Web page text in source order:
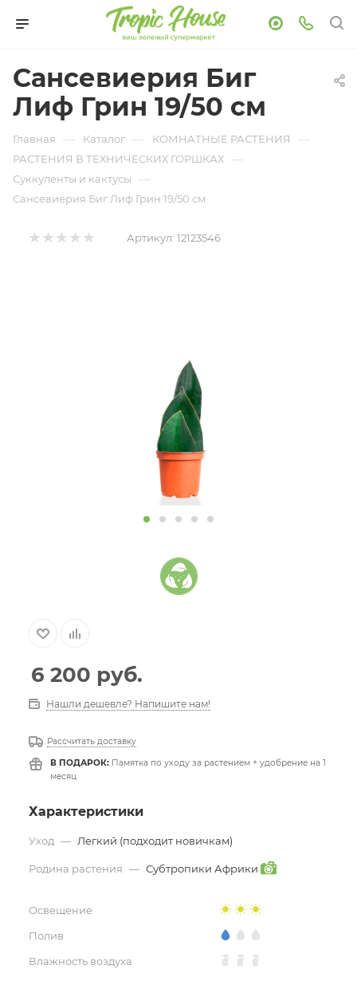
Сансевиерия Биг
Лиф Грин 19/50 см
Главная — Каталог — КОМНАТНЫЕ РАСТЕНИЯ —
РАСТЕНИЯ В ТЕХНИЧЕСКИХ ГОРШКАХ —
Суккуленты и кактусы —
Сансевиерия Биг Лиф Грин 19/50 см
Артикул: 12123546
6 200 руб.
Нашли дешевле? Напишите нам!
Рассчитать доставку
В ПОДАРОК: Памятка по уходу за растением + удобрение на 1
месяц
Характеристики
Уход — Легкий (подходит новичкам)
Родина растения — Субтропики Африки
Освещение
Полив
Влажность воздуха